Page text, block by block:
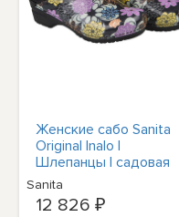
Женские сабо Sanita
Original Inalo |
Шлепанцы | садовая
обувь | Лакированные
- НОВИНКА
Sanita
12 826 ₽